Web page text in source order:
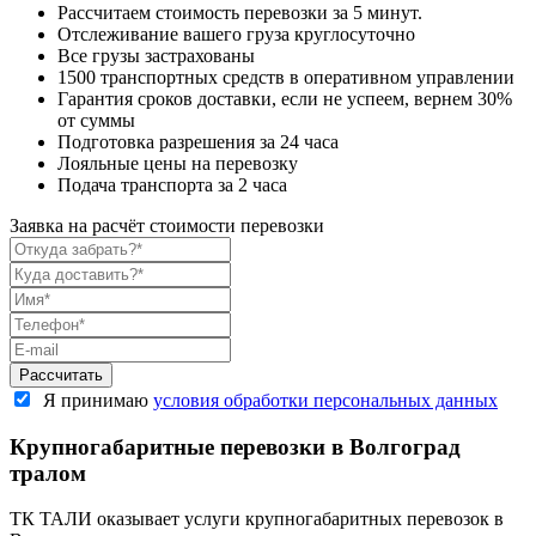
Рассчитаем стоимость перевозки за 5 минут.
Отслеживание вашего груза круглосуточно
Все грузы застрахованы
1500 транспортных средств в оперативном управлении
Гарантия сроков доставки, если не успеем, вернем 30%
от суммы
Подготовка разрешения за 24 часа
Лояльные цены на перевозку
Подача транспорта за 2 часа
Заявка на расчёт стоимости перевозки
Я принимаю условия обработки персональных данных
Крупногабаритные перевозки в Волгоград
тралом
ТК ТАЛИ оказывает услуги крупногабаритных перевозок в